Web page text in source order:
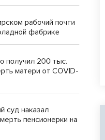
рабочий почти
фабрике
получил 200 тыс.
матери от COVID-
суд наказал
пенсионерки на